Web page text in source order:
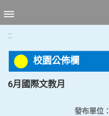
:::
校園公佈欄
6月國際文教月
發布單位：